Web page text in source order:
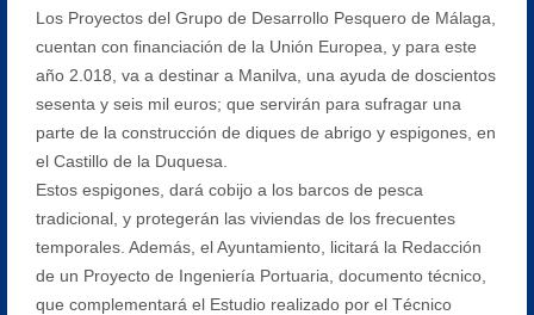
Los Proyectos del Grupo de Desarrollo Pesquero de Málaga,
cuentan con financiación de la Unión Europea, y para este
año 2.018, va a destinar a Manilva, una ayuda de doscientos
sesenta y seis mil euros; que servirán para sufragar una
parte de la construcción de diques de abrigo y espigones, en
el Castillo de la Duquesa.
Estos espigones, dará cobijo a los barcos de pesca
tradicional, y protegerán las viviendas de los frecuentes
temporales. Además, el Ayuntamiento, licitará la Redacción
de un Proyecto de Ingeniería Portuaria, documento técnico,
que complementará el Estudio realizado por el Técnico